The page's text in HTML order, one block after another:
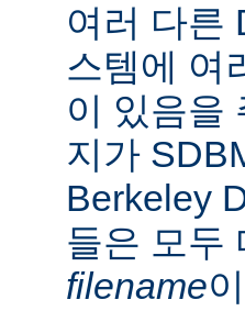
여러 다른
스템에 여
이 있음을
지가
Berkeley
들은 모두
filename